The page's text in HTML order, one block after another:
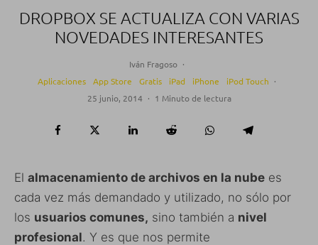
DROPBOX SE ACTUALIZA CON VARIAS
NOVEDADES INTERESANTES
Iván Fragoso ·
Aplicaciones
App Store Gratis iPad iPhone iPod Touch ·
25 junio, 2014 · 1 Minuto de lectura
El almacenamiento de archivos en la nube es
cada vez más demandado y utilizado, no sólo por
los usuarios comunes, sino también a nivel
profesional. Y es que nos permite